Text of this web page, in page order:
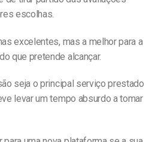
escolhas.
excelentes, mas a melhor para a
que pretende alcançar.
seja o principal serviço prestado
levar um tempo absurdo a tomar